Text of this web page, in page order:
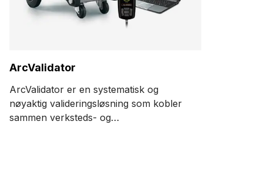
ArcValidator
ArcValidator er en systematisk og
nøyaktig valideringsløsning som kobler
sammen verksteds- og